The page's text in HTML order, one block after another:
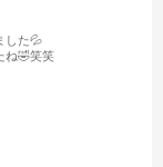
した💦
ね🤣笑笑